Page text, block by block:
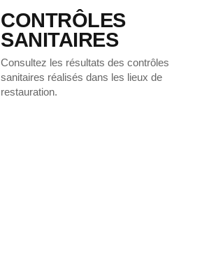
CONTRÔLES
SANITAIRES
Consultez les résultats des contrôles
sanitaires réalisés dans les lieux de
restauration.